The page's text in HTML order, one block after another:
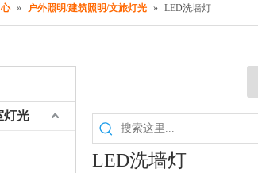
» 户外照明/建筑照明/文旅灯光 » LED洗墙灯
灯光
LED洗墙灯